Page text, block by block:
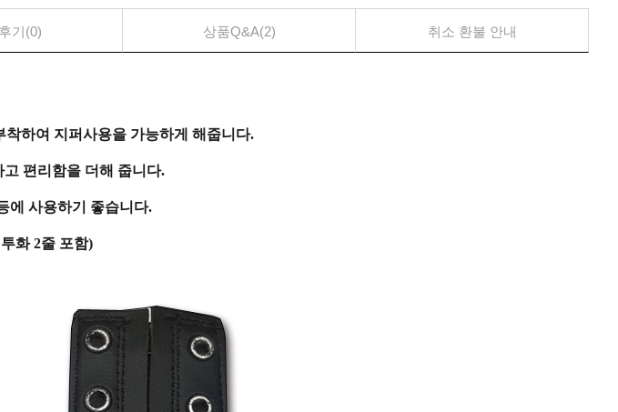
기(0) 상품Q&A(2) 취소 환불 안내
하여 지퍼사용을 가능하게 해줍니다.
편리함을 더해 줍니다.
에 사용하기 좋습니다.
화 2줄 포함)